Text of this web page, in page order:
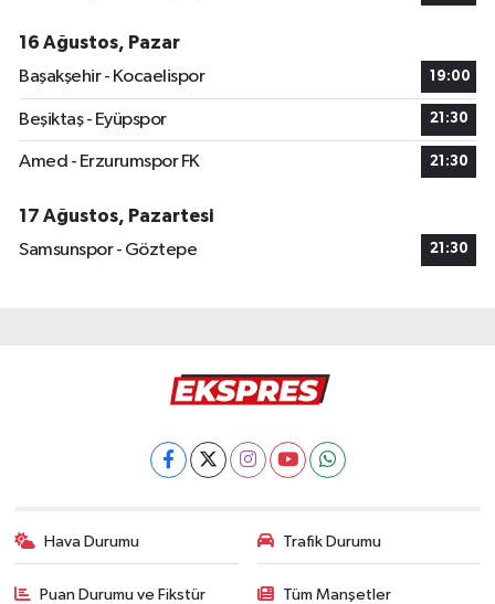
16 Ağustos, Pazar
Başakşehir - Kocaelispor
19:00
Beşiktaş - Eyüpspor 21:30
Amed - Erzurumspor FK 21:30
17 Ağustos, Pazartesi
Samsunspor - Göztepe
21:30
Hava Durumu Trafik Durumu
Puan Durumu ve Fikstür Tüm Manşetler